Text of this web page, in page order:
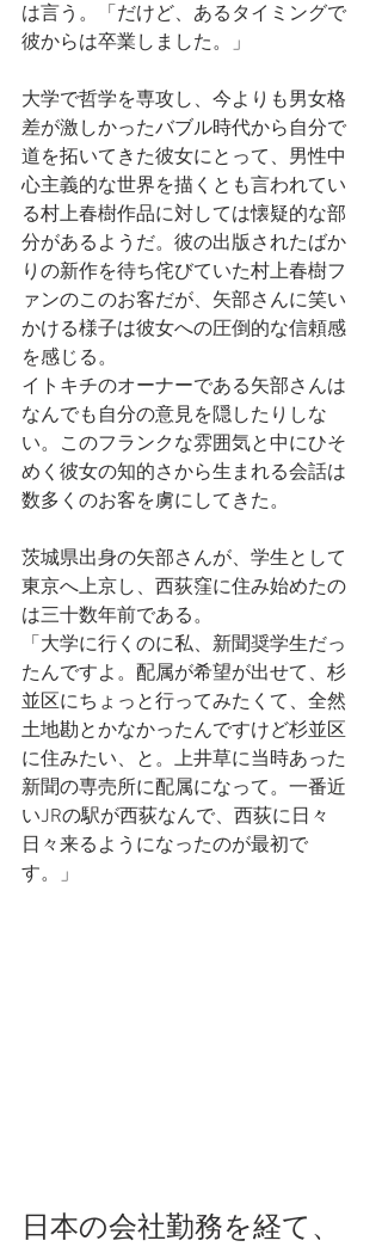
は言う。「だけど、あるタイミングで
彼からは卒業しました。」
大学で哲学を専攻し、今よりも男女格
差が激しかったバブル時代から自分で
道を拓いてきた彼女にとって、男性中
心主義的な世界を描くとも言われてい
る村上春樹作品に対しては懐疑的な部
分があるようだ。彼の出版されたばか
りの新作を待ち侘びていた村上春樹フ
ァンのこのお客だが、矢部さんに笑い
かける様子は彼女への圧倒的な信頼感
を感じる。
イトキチのオーナーである矢部さんは
なんでも自分の意見を隠したりしな
い。このフランクな雰囲気と中にひそ
めく彼女の知的さから生まれる会話は
数多くのお客を虜にしてきた。
茨城県出身の矢部さんが、学生として
東京へ上京し、西荻窪に住み始めたの
は三十数年前である。
「大学に行くのに私、新聞奨学生だっ
たんですよ。配属が希望が出せて、杉
並区にちょっと行ってみたくて、全然
土地勘とかなかったんですけど杉並区
に住みたい、と。上井草に当時あった
新聞の専売所に配属になって。一番近
いJRの駅が西荻なんで、西荻に日々
日々来るようになったのが最初で
す。」
日本の会社勤務を経て、